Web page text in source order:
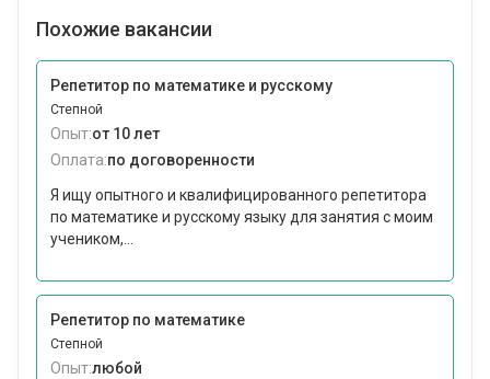
Похожие вакансии
Репетитор по математике и русскому
Степной
Опыт:от 10 лет
Оплата:по договоренности
Я ищу опытного и квалифицированного репетитора
по математике и русскому языку для занятия с моим
учеником,...
Репетитор по математике
Степной
Опыт:любой